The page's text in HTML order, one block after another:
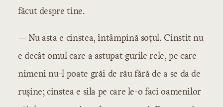
făcut despre tine.
— Nu asta e cinstea, întâmpină soțul. Cinstit nu
e decât omul care a astupat gurile rele, pe care
nimeni nu-l poate grăi de rău fără de a se da de
rușine; cinstea e sila pe care le-o faci oamenilor